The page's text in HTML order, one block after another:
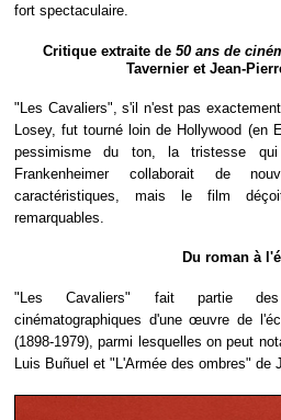
fort spectaculaire.
Critique extraite de 50 ans de
Tavernier et Jean-
"Les Cavaliers", s'il n'est pas
Losey, fut tourné loin de Hollywood (en
pessimisme du ton, la tristesse
Frankenheimer collaborait de
caractéristiques, mais le film
remarquables.
Du roman à
"Les Cavaliers" fait partie des
cinématographiques d'une œuvre de
(1898-1979), parmi lesquelles on peut
Luis Buñuel et "L'Armée des ombres" de